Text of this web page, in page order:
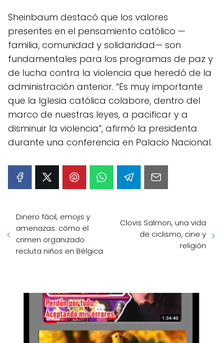
Sheinbaum destacó que los valores
presentes en el pensamiento católico —
familia, comunidad y solidaridad— son
fundamentales para los programas de paz y
de lucha contra la violencia que heredó de la
administración anterior. “Es muy importante
que la Iglesia católica colabore, dentro del
marco de nuestras leyes, a pacificar y a
disminuir la violencia”, afirmó la presidenta
durante una conferencia en Palacio Nacional.
Dinero fácil, emojis y
amenazas: cómo el
crimen organizado
recluta niños en Bélgica
Clovis Salmon, una vida
de ciclismo, cine y
religión